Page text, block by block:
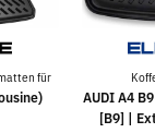
für
AUDI A4
[B9] |